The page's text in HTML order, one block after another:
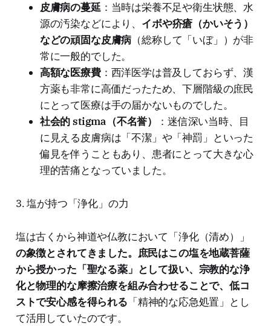
皮膚病の蔓延：当時は栄養不足や衛生状態、水
源の汚染などにより、 イボや疥瘡（かいそう）
などの頑固な皮膚病 （総称して「いぼ」）が非
常に一般的でした。
高額な医療費：西洋医学は普及しておらず、漢
方薬も非常に高価だったため、下層階級の庶民
にとって医療は手の届かないものでした。
社会的 stigma（不名誉）
：迷信深い当時、目
に見える皮膚病は「不潔」や「神罰」といった
偏見を伴うこともあり、患者にとって大きな心
理的苦痛となっていました。
3. 塩が持つ「浄化」の力
塩は古くから神道や仏教において「浄化（清め）」
の象徴とされてきました。庶民はこの塩を地蔵菩薩
から授かった「聖なる薬」として扱い、宗教的な浄
化と物理的な摩擦治療を組み合わせることで、低コ
ストで安心感を得られる 「精神的な応急処置」とし
て活用していたのです。